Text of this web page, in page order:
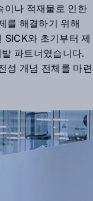
나 적재물로 인한
를 해결하기 위해
와 초기부터 제
파트너였습니다.
성 개념 전체를 마련